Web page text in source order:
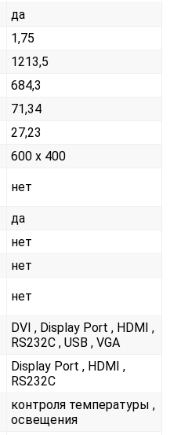
да
1,75
1213,5
684,3
71,34
27,23
600 x 400
нет
да
нет
нет
нет
DVI , Display Port , HDMI ,
RS232С , USB , VGA
Display Port , HDMI ,
RS232С
контроля температуры ,
освещения